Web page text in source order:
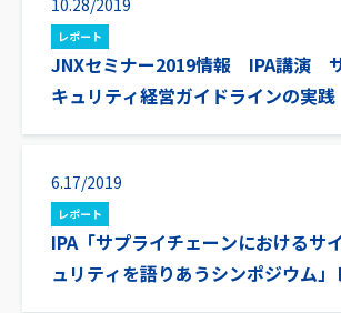
10.28/2019
レポート
JNXセミナー2019情報 IPA講演
キュリティ経営ガイドラインの実
6.17/2019
レポート
IPA「サプライチェーンにおけるサ
ュリティを語りあうシンポジウム」